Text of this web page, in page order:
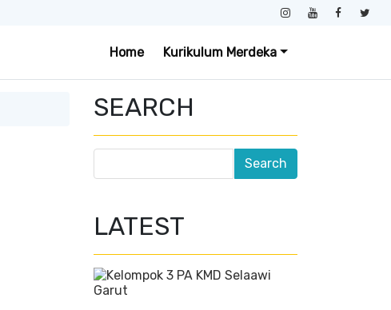
Home Kurikulum Merdeka
SEARCH
LATEST